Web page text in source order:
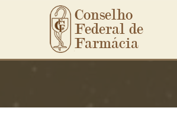
Ir para o conteúdo principal
Conselho
Federal de
Farmácia